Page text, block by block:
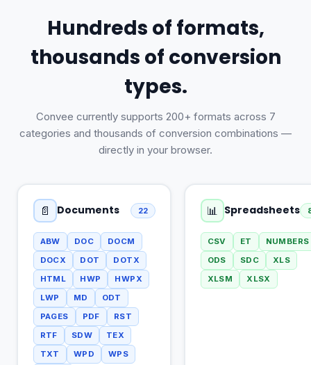
Hundreds of formats,
thousands of conversion
types.
Convee currently supports 200+ formats across 7
categories and thousands of conversion combinations —
directly in your browser.
📄 Documents 22
ABW DOC
DOCM
DOCX
DOT
DOTX
HTML
HWP
HWPX
LWP
MD
ODT
PAGES
PDF
RST
RTF
SDW
TEX
TXT
WPD
WPS
📊 Spreadsheets
CSV ET
NUMBERS
ODS
SDC
XLS
XLSM
XLSX